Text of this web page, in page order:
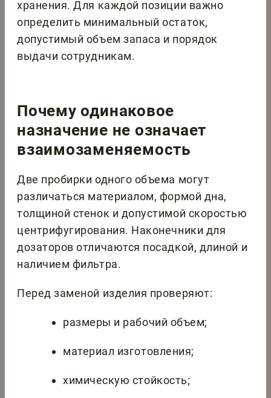
хранения. Для каждой позиции важно
определить минимальный остаток,
допустимый объем запаса и порядок
выдачи сотрудникам.
Почему одинаковое
назначение не означает
взаимозаменяемость
Две пробирки одного объема могут
различаться материалом, формой дна,
толщиной стенок и допустимой скоростью
центрифугирования. Наконечники для
дозаторов отличаются посадкой, длиной и
наличием фильтра.
Перед заменой изделия проверяют:
размеры и рабочий объем;
материал изготовления;
химическую стойкость;